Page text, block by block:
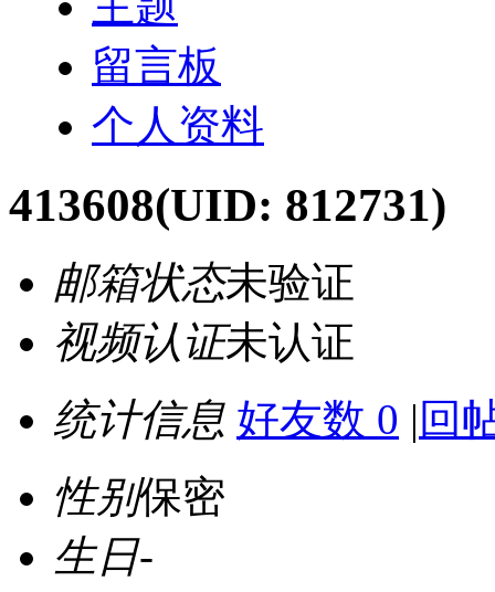
留言板
个人资料
413608(UID: 812731)
邮箱状态未验证
视频认证未认证
统计信息 好友数 0 | 回
性别保密
生日-